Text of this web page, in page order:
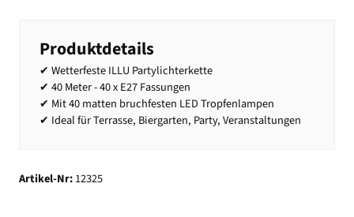
Produktdetails
✔ Wetterfeste ILLU Partylichterkette
✔ 40 Meter - 40 x E27 Fassungen
✔ Mit 40 matten bruchfesten LED Tropfenlampen
✔ Ideal für Terrasse, Biergarten, Party, Veranstaltungen
Artikel-Nr:12325